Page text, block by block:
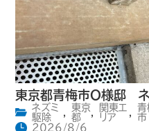
東京都青梅市O様邸
ネズミ
駆除
,
東京
都
,
関東エ
リア
,
青
市
2026/8/6